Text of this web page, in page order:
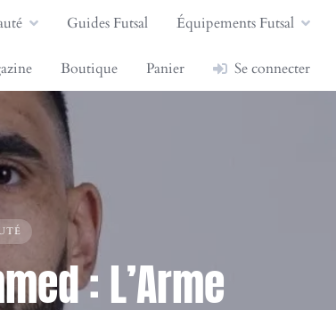
Guides Futsal Équipements Futsal
Boutique Panier Se connecter
: L’Arme